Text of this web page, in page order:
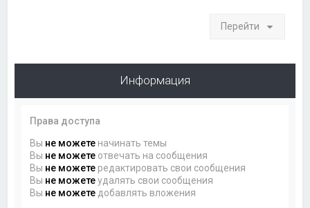
Перейти
Информация
Права доступа
Вы не можете начинать темы
Вы не можете отвечать на сообщения
Вы не можете редактировать свои сообщения
Вы не можетеудалять свои сообщения
Вы не можете добавлять вложения